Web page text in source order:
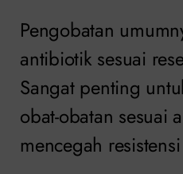
Pengobatan
antibiotik sesuai
Sangat penting
obat-obatan sesuai
mencegah